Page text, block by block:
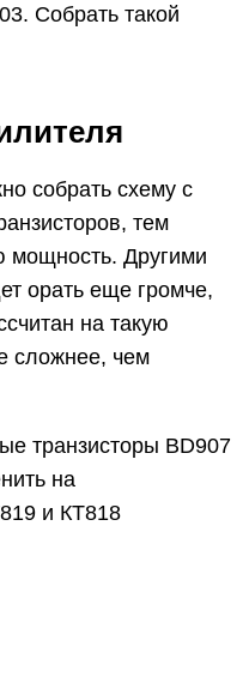
Собрать такой
собрать схему с
тем
Другими
орать еще громче,
на такую
сложнее, чем
транзисторы BD907
на
и КТ818